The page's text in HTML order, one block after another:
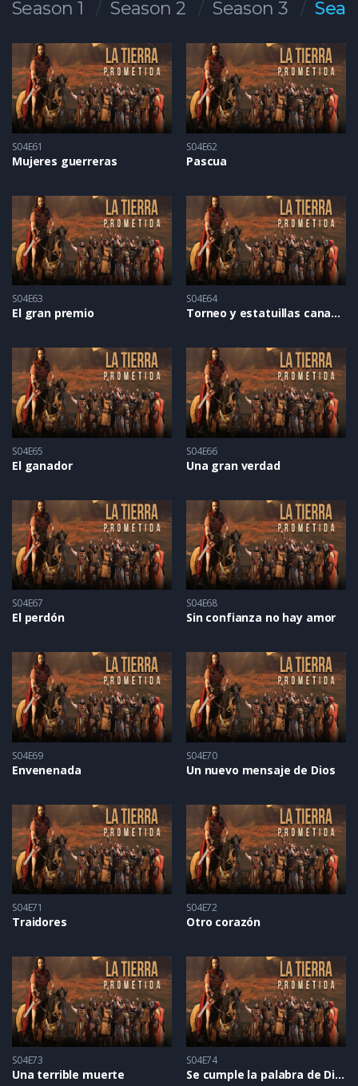
Season 1 Season 2 Season 3
S04E61
Mujeres guerreras
S04E62
Pascua
S04E63
El gran premio
S04E64
Torneo y estatuillas cananeas
S04E65
El ganador
S04E66
Una gran verdad
S04E67
El perdón
S04E68
Sin confianza no hay amor
S04E69
Envenenada
S04E70
Un nuevo mensaje de Dios
S04E71
Traidores
S04E72
Otro corazón
S04E73
Una terrible muerte
S04E74
Se cumple la palabra de Dios